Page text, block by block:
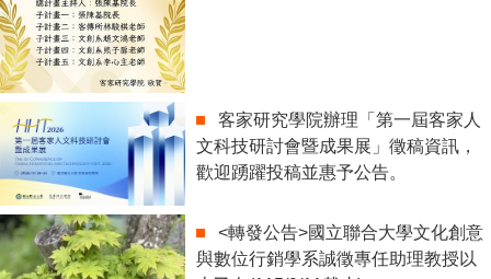
客家研究學院辦理「第一屆客家人
文科技研討會暨成果展」徵稿資訊，
歡迎踴躍投稿並惠予公告。
<轉發公告>國立聯合大學文化創意
與數位行銷學系誠徵專任助理教授以